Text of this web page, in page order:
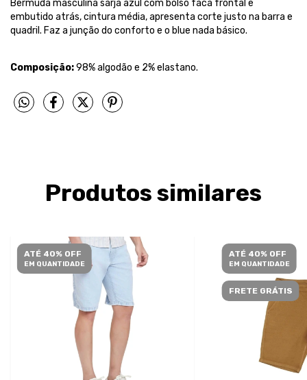
Bermuda masculina sarja azul com bolso faca frontal e
embutido atrás, cintura média, apresenta corte justo na barra e
quadril. Faz a junção do conforto e o blue nada básico.
Composição:98% algodão e 2% elastano.
Produtos similares
ATÉ 40% OFF
EM QUANTIDADE
ATÉ 40% OFF
EM QUANTIDADE
FRETE GRÁTIS